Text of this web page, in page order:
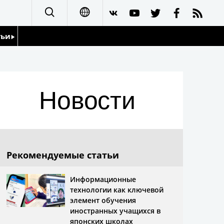
العربية
Новости
Рекомендуемые статьи
Информационные
технологии как ключевой
элемент обучения
иностранных учащихся в
японских школах